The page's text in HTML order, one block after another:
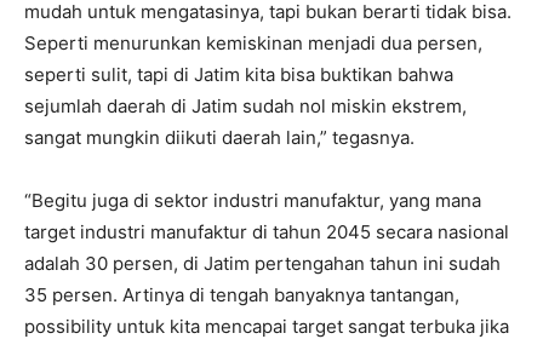
mudah untuk mengatasinya, tapi bukan berarti tidak bisa.
Seperti menurunkan kemiskinan menjadi dua persen,
seperti sulit, tapi di Jatim kita bisa buktikan bahwa
sejumlah daerah di Jatim sudah nol miskin ekstrem,
sangat mungkin diikuti daerah lain,” tegasnya.
“Begitu juga di sektor industri manufaktur, yang mana
target industri manufaktur di tahun 2045 secara nasional
adalah 30 persen, di Jatim pertengahan tahun ini sudah
35 persen. Artinya di tengah banyaknya tantangan,
possibility untuk kita mencapai target sangat terbuka jika